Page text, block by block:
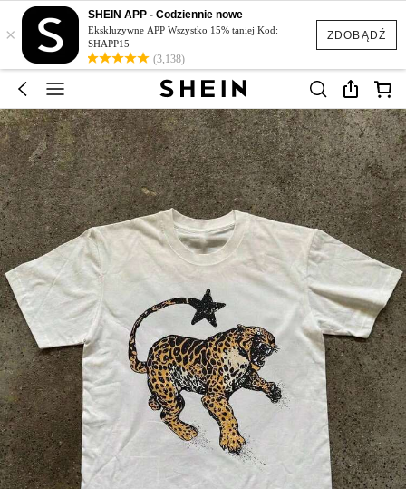
ZDOBĄDŹ
×
SHEIN APP - Codziennie nowe
Ekskluzywne APP Wszystko 15% taniej Kod:
SHAPP15
(3,138)